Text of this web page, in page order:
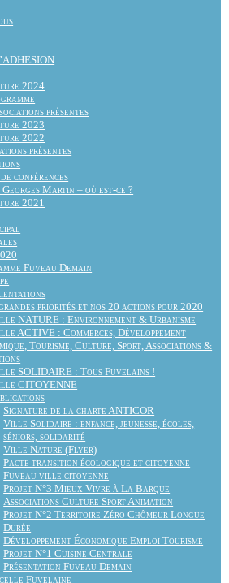
2024
présentes
2023
2022
présentes
conférences
Georges Martin – où est-ce ?
2021
Fuveau Demain
priorités et nos 20 actions pour 2020
NATURE : Environnement & Urbanisme
ACTIVE : Commerces, Développement
Tourisme, Culture, Sport, Associations &
SOLIDAIRE : Tous Fuvelains !
CITOYENNE
Signature de la charte ANTICOR
Ville Solidaire : enfance, jeunesse, écoles,
séniors, solidarité
Ville Nature (Flyer)
Pacte transition écologique et citoyenne
Fuveau ville citoyenne
Projet N°3 Mieux Vivre à La Barque
Associations Culture Sport Animation
Projet N°2 Territoire Zéro Chômeur Longue
Durée
Développement Économique Emploi Tourisme
Projet N°1 Cuisine Centrale
Présentation Fuveau Demain
Fuvelaine